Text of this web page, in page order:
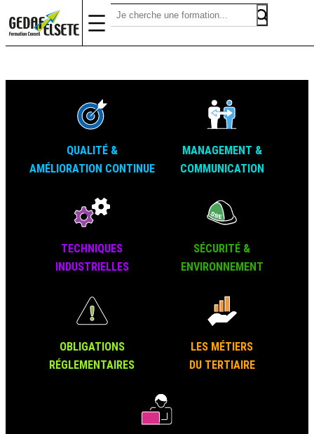
QUALITÉ &
AMÉLIORATION CONTINUE
MANAGEMENT &
COMMUNICATION
TECHNIQUES
INDUSTRIELLES
SÉCURITÉ &
ENVIRONNEMENT
OBLIGATIONS
RÉGLEMENTAIRES
LES MÉTIERS
DU TERTIAIRE